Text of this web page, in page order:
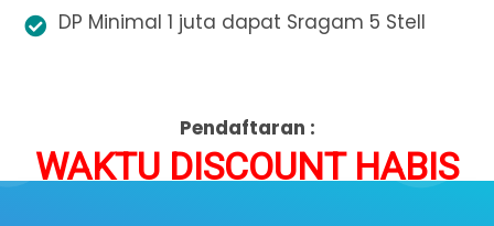
DP Minimal 1 juta dapat Sragam 5 Stell
Pendaftaran :
WAKTU DISCOUNT HABIS